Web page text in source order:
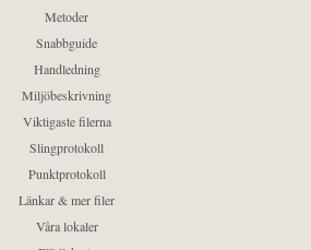
Metoder
Snabbguide
Handledning
Miljöbeskrivning
Viktigaste filerna
Slingprotokoll
Punktprotokoll
Länkar & mer filer
Våra lokaler